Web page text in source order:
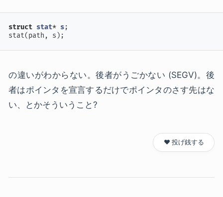
struct stat* s;
stat(path, s);
の違いがわからない。後者がうごかない (SEGV)。後
者はポインタを宣言するだけでポインタのさす先はな
い、とかそういうこと?
❤️ 投げ銭する